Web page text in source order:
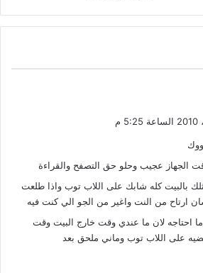
الجهاز عجيب وحلو حق التصفح والقراءة
بالبيت كله شابك على اللاب توب واذا طلعت
ارتاح من النت واغير من الجو الي كنت فيه
ما احتاجه لان ما عندي وقت خارج البيت وقت
على اللاب توب وماني ملحق بعد